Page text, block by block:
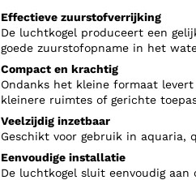
Effectieve zuurstofverrijking
De luchtkogel produceert een
goede zuurstofopname in het
Compact en krachtig
Ondanks het kleine formaat
kleinere ruimtes of gerichte
Veelzijdig inzetbaar
Geschikt voor gebruik in aquaria,
Eenvoudige installatie
De luchtkogel sluit eenvoudig